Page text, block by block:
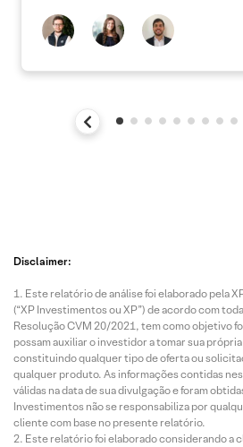
Disclaimer:
Este relatório de análise foi elaborado pela
(“XP Investimentos ou XP”) de acordo com
Resolução CVM 20/2021, tem como objetivo
possam auxiliar o investidor a tomar sua
constituindo qualquer tipo de oferta ou
qualquer produto. As informações contidas
válidas na data de sua divulgação e foram
Investimentos não se responsabiliza por
cliente com base no presente relatório.
Este relatório foi elaborado considerando a